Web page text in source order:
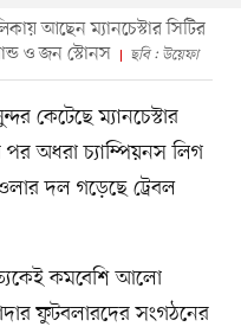
আছেন ম্যানচেস্টার সিটির
ও জন স্টোনস
ছবি : উয়েফা
কেটেছে ম্যানচেস্টার
পর অধরা চ্যাম্পিয়নস লিগ
দল গড়েছে ট্রেবল
কমবেশি আলো
ফুটবলারদের সংগঠনের